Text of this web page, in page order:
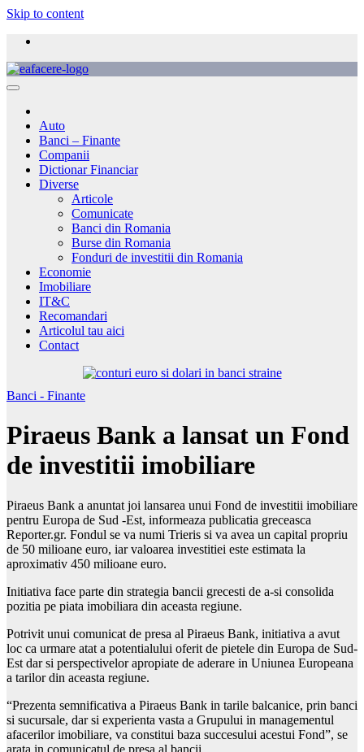
Skip to content
Auto
Banci – Finante
Companii
Dictionar Financiar
Diverse
Articole
Comunicate
Banci din Romania
Burse din Romania
Fonduri de investitii din Romania
Economie
Imobiliare
IT&C
Recomandari
Articolul tau aici
Contact
Banci - Finante
Piraeus Bank a lansat un Fond
de investitii imobiliare
Piraeus Bank a anuntat joi lansarea unui Fond de investitii imobiliare
pentru Europa de Sud -Est, informeaza publicatia greceasca
Reporter.gr. Fondul se va numi Trieris si va avea un capital propriu
de 50 milioane euro, iar valoarea investitiei este estimata la
aproximativ 450 milioane euro.
Initiativa face parte din strategia bancii grecesti de a-si consolida
pozitia pe piata imobiliara din aceasta regiune.
Potrivit unui comunicat de presa al Piraeus Bank, initiativa a avut
loc ca urmare atat a potentialului oferit de pietele din Europa de Sud-
Est dar si perspectivelor apropiate de aderare in Uniunea Europeana
a tarilor din aceasta regiune.
“Prezenta semnificativa a Piraeus Bank in tarile balcanice, prin banci
si sucursale, dar si experienta vasta a Grupului in managementul
afacerilor imobiliare, va constitui baza succesului acestui Fond”, se
arata in comunicatul de presa al bancii.